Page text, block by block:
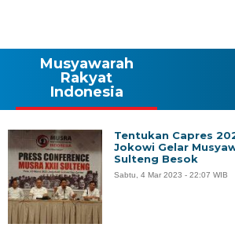
Musyawarah
Rakyat
Indonesia
Tentukan Capres
Jokowi Gelar
Sulteng Besok
Sabtu, 4 Mar 2023 - 22:07 WIB